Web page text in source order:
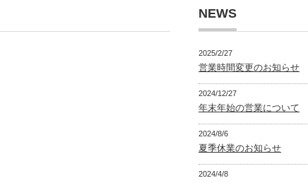
NEWS
2025/2/27
営業時間変更のお知らせ
2024/12/27
年末年始の営業について
2024/8/6
夏季休業のお知らせ
2024/4/8